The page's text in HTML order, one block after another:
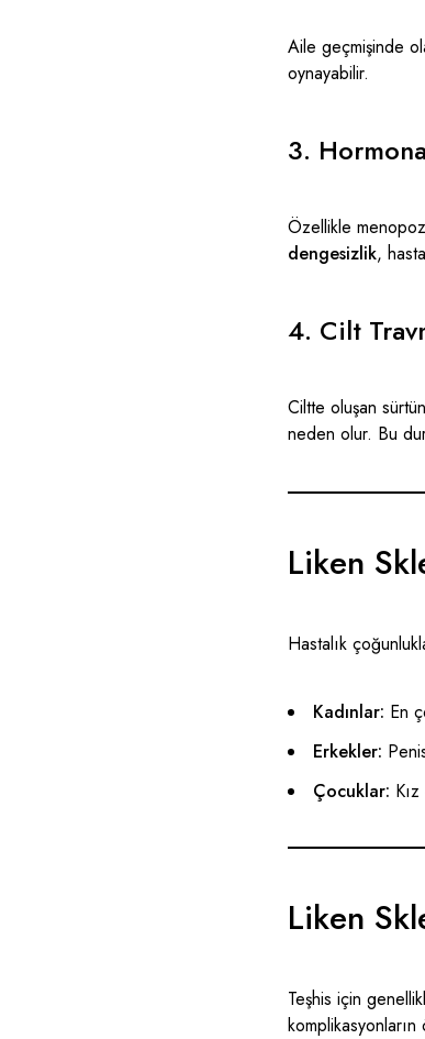
Aile geçmişinde
oynayabilir.
3.
Özellikle
dengesizlik,
4. Cilt
Ciltte oluşan
neden olur. Bu
Liken
Hastalık
Kadınlar: En
Erkekler:
Çocuklar:
Liken
Teşhis için